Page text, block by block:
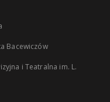
Bacewiczów
i Teatralna im. L.